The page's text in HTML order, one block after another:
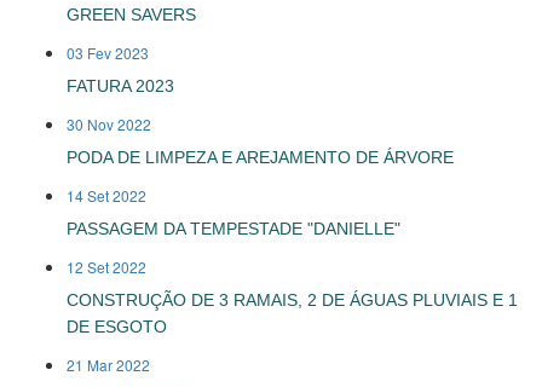
GREEN SAVERS
03 Fev 2023
FATURA 2023
30 Nov 2022
PODA DE LIMPEZA E AREJAMENTO DE ÁRVORE
14 Set 2022
PASSAGEM DA TEMPESTADE "DANIELLE"
12 Set 2022
CONSTRUÇÃO DE 3 RAMAIS, 2 DE ÁGUAS PLUVIAIS E 1
DE ESGOTO
21 Mar 2022